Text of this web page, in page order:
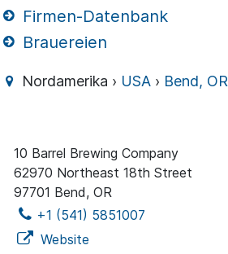
Firmen-Datenbank
Brauereien
Nordamerika › USA › Bend, OR
10 Barrel Brewing Company
62970 Northeast 18th Street
97701 Bend, OR
+1 (541) 5851007
Website